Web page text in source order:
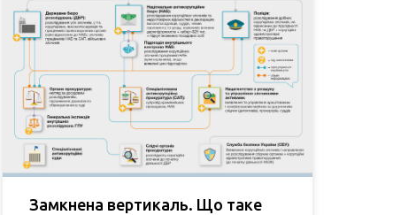
Замкнена вертикаль. Що таке